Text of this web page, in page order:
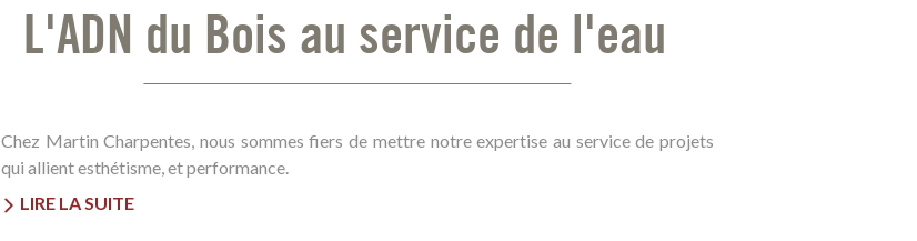
L'ADN du Bois au service de l'eau
Chez Martin Charpentes, nous sommes fiers de mettre notre expertise au service de projets
qui allient esthétisme, et performance.
LIRE LA SUITE